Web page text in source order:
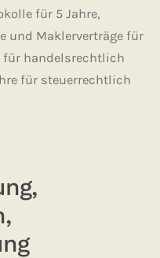
für 5 Jahre,
und Maklerverträge für
für handelsrechtlich
für steuerrechtlich